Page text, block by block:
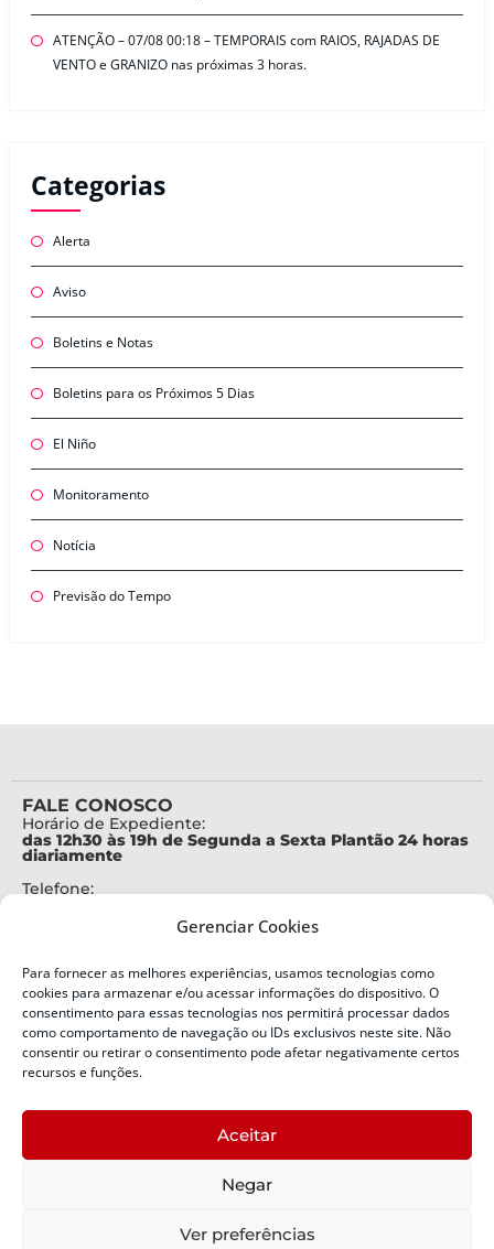
Gerenciar Cookies
Para fornecer as melhores experiências, usamos tecnologias como
cookies para armazenar e/ou acessar informações do dispositivo. O
consentimento para essas tecnologias nos permitirá processar dados
como comportamento de navegação ou IDs exclusivos neste site. Não
consentir ou retirar o consentimento pode afetar negativamente certos
recursos e funções.
Aceitar
Negar
Ver preferências
ATENÇÃO – 07/08 00:18 – TEMPORAIS com RAIOS, RAJADAS DE
VENTO e GRANIZO nas próximas 3 horas.
Categorias
Alerta
Aviso
Boletins e Notas
Boletins para os Próximos 5 Dias
El Niño
Monitoramento
Notícia
Previsão do Tempo
FALE CONOSCO
Horário de Expediente:
das 12h30 às 19h de Segunda a Sexta Plantão 24 horas
diariamente
Telefone:
Alertas Defesa Civil:
SMS 40199
ENDEREÇO
Defesa Civil do Estado de Santa Catarina
Bairro:
Capoeiras, Florianópolis, SC
Política de Privacidade